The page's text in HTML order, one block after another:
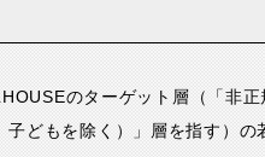
のターゲット層（「非
どもを除く）」層を指す）の